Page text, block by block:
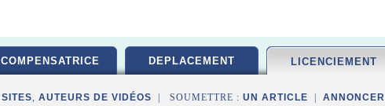
COMPENSATRICE DEPLACEMENT LICENCIEMENT
SITES, AUTEURS DE VIDÉOS | SOUMETTRE : UN ARTICLE ANNONCER